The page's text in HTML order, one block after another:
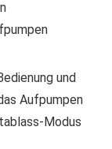
und
Aufpumpen
Modus